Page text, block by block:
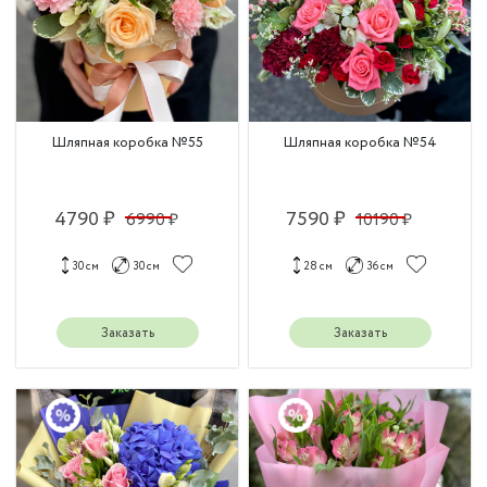
Шляпная коробка №55
4790 ₽ 6990 ₽
30 см 30 см
Заказать
Шляпная коробка №54
7590 ₽ 10190 ₽
28 см 36 см
Заказать